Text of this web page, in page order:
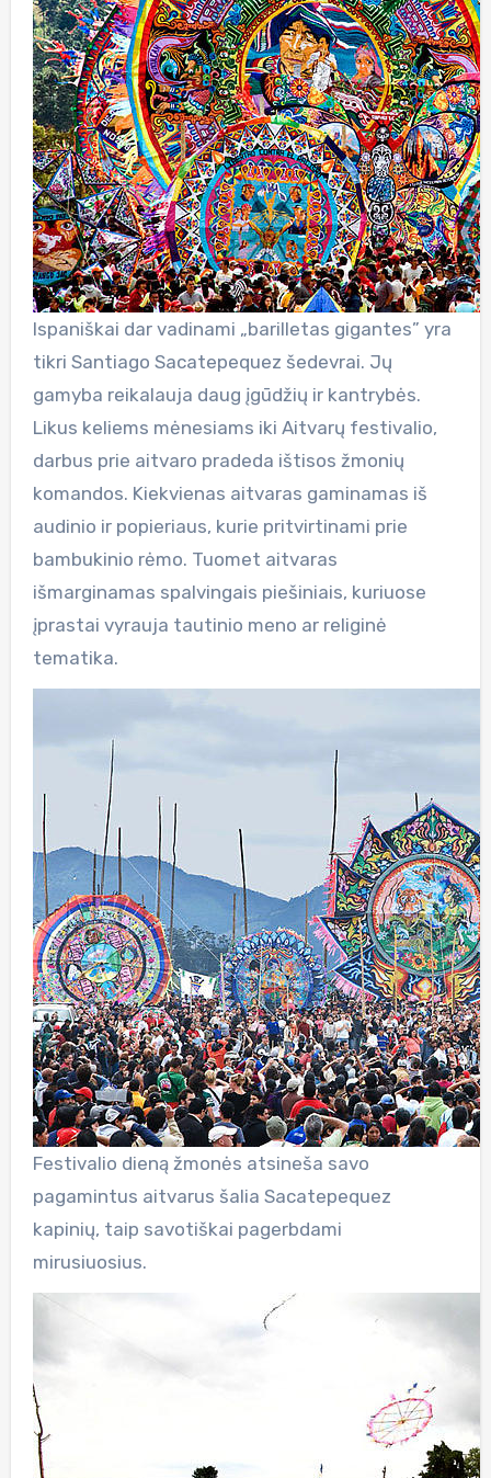
Ispaniškai dar vadinami „barilletas gigantes” yra
tikri Santiago Sacatepequez šedevrai. Jų
gamyba reikalauja daug įgūdžių ir kantrybės.
Likus keliems mėnesiams iki Aitvarų festivalio,
darbus prie aitvaro pradeda ištisos žmonių
komandos. Kiekvienas aitvaras gaminamas iš
audinio ir popieriaus, kurie pritvirtinami prie
bambukinio rėmo. Tuomet aitvaras
išmarginamas spalvingais piešiniais, kuriuose
įprastai vyrauja tautinio meno ar religinė
tematika.
Festivalio dieną žmonės atsineša savo
pagamintus aitvarus šalia Sacatepequez
kapinių, taip savotiškai pagerbdami
mirusiuosius.